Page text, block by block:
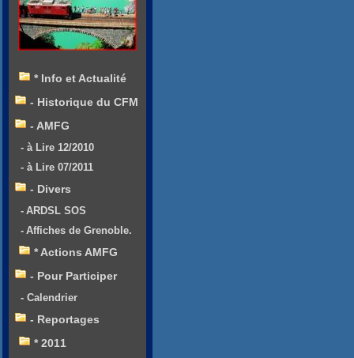
* Info et Actualité
- Historique du CFM
- AMFG
- à Lire 12/2010
- à Lire 07/2011
- Divers
- ARDSL SOS
- Affiches de Grenoble.
* Actions AMFG
- Pour Participer
- Calendrier
- Reportages
* 2011